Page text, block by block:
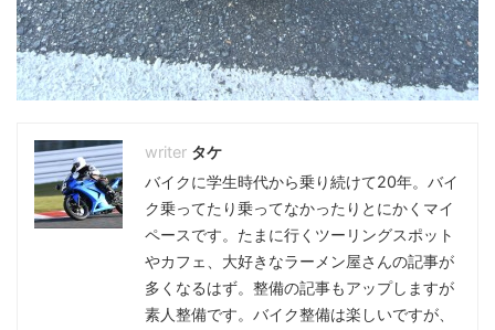
タケ
バイクに学生時代から乗り続けて20年。バイ
ク乗ってたり乗ってなかったりとにかくマイ
ペースです。たまに行くツーリングスポット
やカフェ、大好きなラーメン屋さんの記事が
多くなるはず。整備の記事もアップしますが
素人整備です。バイク整備は楽しいですが、